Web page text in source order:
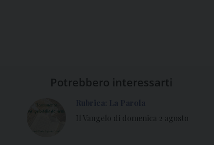
Potrebbero interessarti
Il Vangelo di domenica 2 agosto